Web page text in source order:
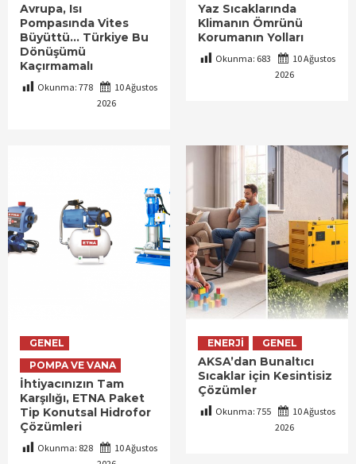
Avrupa, Isı
Pompasında Vites
Büyüttü… Türkiye Bu
Dönüşümü
Kaçırmamalı
Okunma: 778
10 Ağustos
2026
Yaz Sıcaklarında
Klimanın Ömrünü
Korumanın Yolları
Okunma: 683
10 Ağustos
2026
GENEL
POMPA VE VANA
İhtiyacınızın Tam
Karşılığı, ETNA Paket
Tip Konutsal Hidrofor
Çözümleri
Okunma: 828
10 Ağustos
ENERJI GENEL
AKSA’dan Bunaltıcı
Sıcaklar için Kesintisiz
Çözümler
Okunma: 755
10 Ağustos
2026